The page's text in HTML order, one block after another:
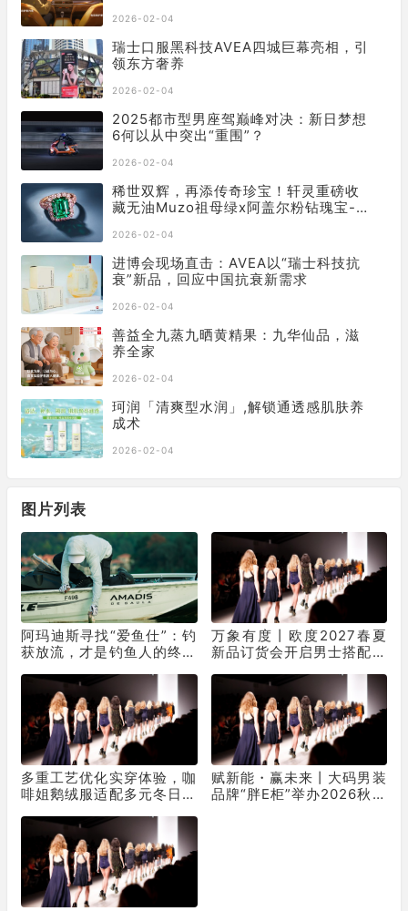
2026-02-04
瑞士口服黑科技AVEA四城巨幕亮相，引
领东方奢养
2026-02-04
2025都市型男座驾巅峰对决：新日梦想
6何以从中突出“重围”？
2026-02-04
稀世双辉，再添传奇珍宝！轩灵重磅收
藏无油Muzo祖母绿x阿盖尔粉钻瑰宝-
2026-02-04
进博会现场直击：AVEA以“瑞士科技抗
衰”新品，回应中国抗衰新需求
2026-02-04
善益全九蒸九晒黄精果：九华仙品，滋
养全家
2026-02-04
珂润「清爽型水润」,解锁通透感肌肤养
成术
2026-02-04
图片列表
阿玛迪斯寻找“爱鱼仕”：钓
获放流，才是钓鱼人的终极
万象有度丨欧度2027春夏
新品订货会开启男士搭配新
多重工艺优化实穿体验，咖
啡姐鹅绒服适配多元冬日生
赋新能・赢未来丨大码男装
品牌“胖E柜”举办2026秋冬